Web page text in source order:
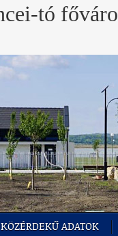
KÖZÉRDEKŰ ADATOK